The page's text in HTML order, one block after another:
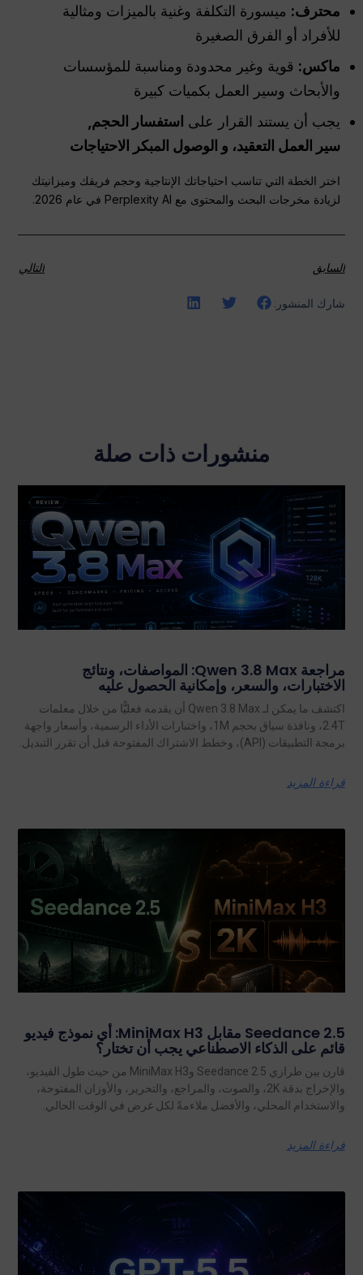
محترف: ميسورة التكلفة وغنية بالميزات ومثالية
للأفراد أو الفرق الصغيرة
ماكس: قوية وغير محدودة ومناسبة للمؤسسات
والأبحاث وسير العمل بكميات كبيرة
يجب أن يستند القرار على استفسار الحجم,
سير العمل التعقيد، و الوصول المبكر الاحتياجات
اختر الخطة التي تناسب احتياجاتك الإنتاجية وحجم فريقك وميزانيتك
لزيادة مخرجات البحث والمحتوى مع Perplexity AI في عام 2026.
السابق التالي
شارك المنشور:
منشورات ذات صلة
مراجعة Qwen 3.8 Max: المواصفات، ونتائج
الاختبارات، والسعر، وإمكانية الحصول عليه
اكتشف ما يمكن لـ Qwen 3.8 Max أن يقدمه فعليًّا من خلال معلمات
2.4T، ونافذة سياق بحجم 1M، واختبارات الأداء الرسمية، وأسعار واجهة
برمجة التطبيقات (API)، وخطط الاشتراك المفتوحة قبل أن تقرر التبديل.
قراءة المزيد
Seedance 2.5 مقابل MiniMax H3: أي نموذج فيديو
قائم على الذكاء الاصطناعي يجب أن تختار؟
قارن بين طرازي Seedance 2.5 وMiniMax H3 من حيث طول الفيديو،
والإخراج بدقة 2K، والصوت، والمراجع، والتحرير، والأوزان المفتوحة،
والاستخدام المحلي، والأفضل ملاءمةً لكل غرض في الوقت الحالي.
قراءة المزيد